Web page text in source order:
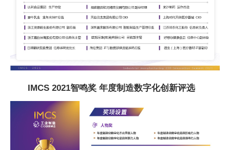
IMCS 2021智鸣奖 年度制造数字化创新评选